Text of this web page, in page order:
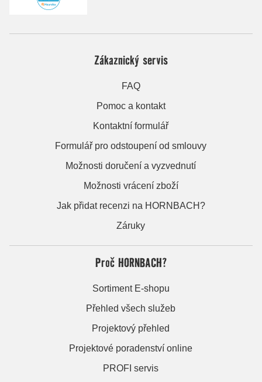
Zákaznický servis
FAQ
Pomoc a kontakt
Kontaktní formulář
Formulář pro odstoupení od smlouvy
Možnosti doručení a vyzvednutí
Možnosti vrácení zboží
Jak přidat recenzi na HORNBACH?
Záruky
Proč HORNBACH?
Sortiment E-shopu
Přehled všech služeb
Projektový přehled
Projektové poradenství online
PROFI servis